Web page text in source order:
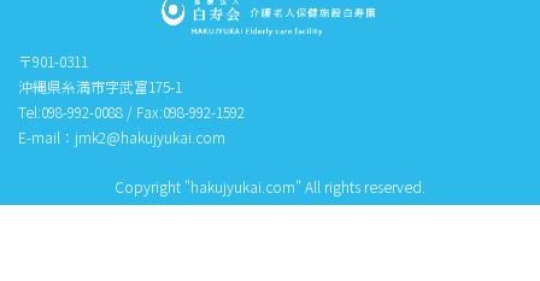
〒901-0311
沖縄県糸満市字武富175-1
Tel:098-992-0088 / Fax:098-992-1592
E-mail： jmk2@hakujyukai.com
Copyright "hakujyukai.com" All rights reserved.